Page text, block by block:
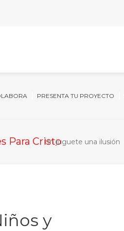
PRESENTA TU PROYECTO
Para CristoUn juguete una ilusión
y